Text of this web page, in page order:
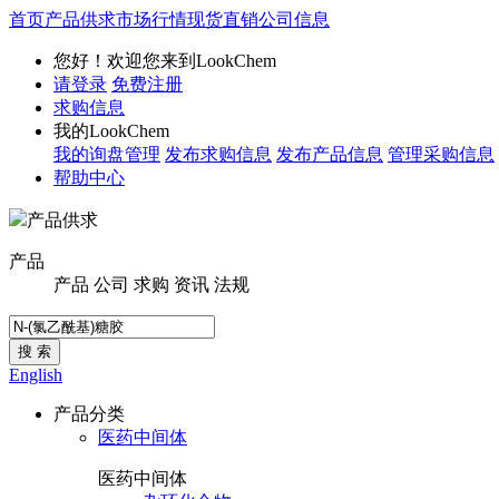
首页产品供求市场行情现货直销公司信息
您好！欢迎您来到LookChem
请登录 免费注册
求购信息
我的LookChem
我的询盘管理 发布求购信息 发布产品信息 管理采购信息
帮助中心
产品供求
产品
产品 公司 求购 资讯 法规
搜 索
English
产品分类
医药中间体
医药中间体